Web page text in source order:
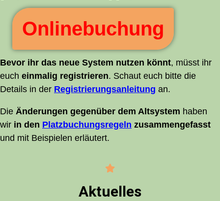
Online­buchung
Bevor ihr das neue Sys­tem nut­zen könnt, müsst ihr
euch ein­ma­lig regis­trie­ren. Schaut euch bit­te die
Details in der Regis­trie­rungs­an­lei­tung an.
Die Ände­run­gen gegen­über dem Alt­sys­tem haben
wir in den Platz­bu­chungs­re­geln zusam­men­ge­fasst
und mit Bei­spie­len erläutert.
Aktu­el­les